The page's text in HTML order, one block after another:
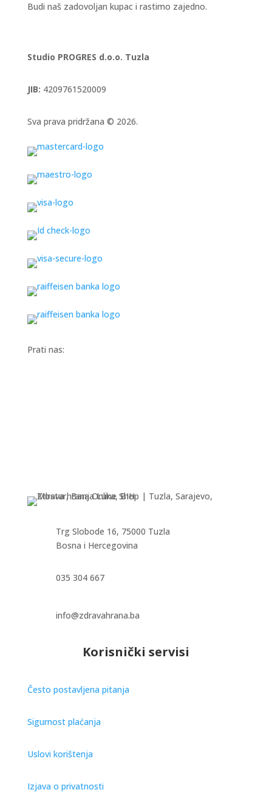
Budi naš zadovoljan kupac i rastimo zajedno.
Studio PROGRES d.o.o. Tuzla
JIB: 4209761520009
Sva prava pridržana © 2026.
Prati nas:
Trg Slobode 16, 75000 Tuzla
Bosna i Hercegovina
035 304 667
info@zdravahrana.ba
Korisnički servisi
Često postavljena pitanja
Sigurnost plaćanja
Uslovi korištenja
Izjava o privatnosti